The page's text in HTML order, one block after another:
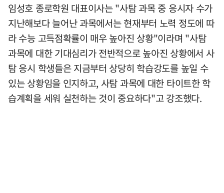
임성호 종로학원 대표이사는 "사탐 과목 중 응시자 수가
지난해보다 늘어난 과목에서는 현재부터 노력 정도에 따
라 수능 고득점확률이 매우 높아진 상황"이라며 "사탐
과목에 대한 기대심리가 전반적으로 높아진 상황에서 사
탐 응시 학생들은 지금부터 상당히 학습강도를 높일 수
있는 상황임을 인지하고, 사탐 과목에 대한 타이트한 학
습계획을 세워 실천하는 것이 중요하다"고 강조했다.